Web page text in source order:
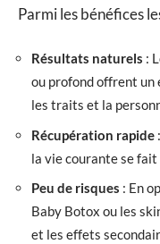
Parmi les bénéfices
Résultats naturels :
ou profond offrent
les traits et la
Récupération rapide
la vie courante se fait
Peu de risques : En
Baby Botox ou les
et les effets